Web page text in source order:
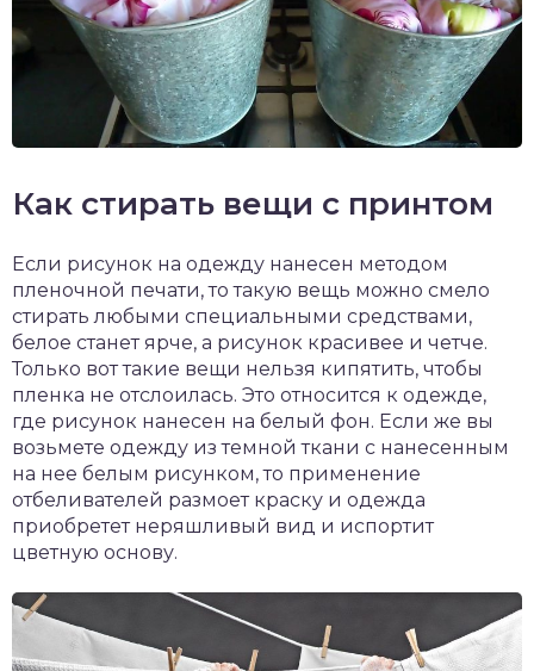
Как стирать вещи с принтом
Если рисунок на одежду нанесен методом
пленочной печати, то такую вещь можно смело
стирать любыми специальными средствами,
белое станет ярче, а рисунок красивее и четче.
Только вот такие вещи нельзя кипятить, чтобы
пленка не отслоилась. Это относится к одежде,
где рисунок нанесен на белый фон. Если же вы
возьмете одежду из темной ткани с нанесенным
на нее белым рисунком, то применение
отбеливателей размоет краску и одежда
приобретет неряшливый вид и испортит
цветную основу.